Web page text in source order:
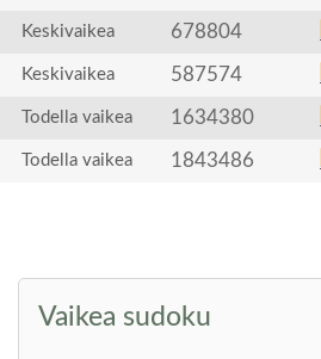
Keskivaikea 678804
Keskivaikea 587574
Todella vaikea 1634380
Todella vaikea 1843486
Vaikea sudoku